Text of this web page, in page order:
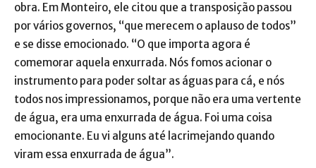
obra. Em Monteiro, ele citou que a transposição passou
por vários governos, “que merecem o aplauso de todos”
e se disse emocionado. “O que importa agora é
comemorar aquela enxurrada. Nós fomos acionar o
instrumento para poder soltar as águas para cá, e nós
todos nos impressionamos, porque não era uma vertente
de água, era uma enxurrada de água. Foi uma coisa
emocionante. Eu vi alguns até lacrimejando quando
viram essa enxurrada de água”.